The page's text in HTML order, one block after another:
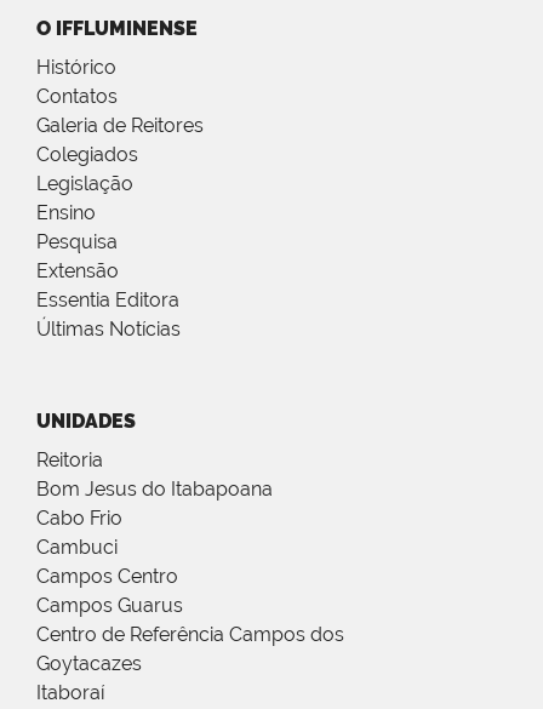
O IFFLUMINENSE
Histórico
Contatos
Galeria de Reitores
Colegiados
Legislação
Ensino
Pesquisa
Extensão
Essentia Editora
Últimas Notícias
UNIDADES
Reitoria
Bom Jesus do Itabapoana
Cabo Frio
Cambuci
Campos Centro
Campos Guarus
Centro de Referência Campos dos
Goytacazes
Itaboraí